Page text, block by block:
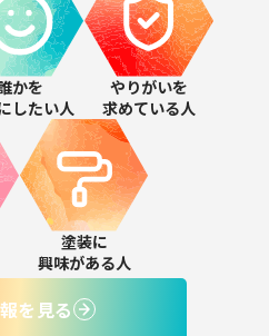
かを
したい人
やりがいを
求めている人
塗装に
興味がある人
を見る